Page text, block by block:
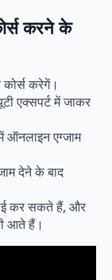
करने के
करेगें।
एक्सपर्ट में जाकर
ऑनलाइन एग्जाम
देने के बाद
कर सकते हैं, और
आते हैं।